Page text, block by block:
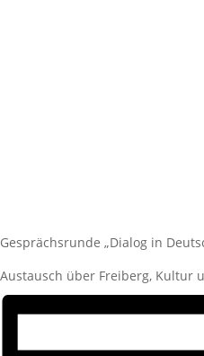
Gesprächsrunde „Dialog in
Austausch über Freiberg, Kultur